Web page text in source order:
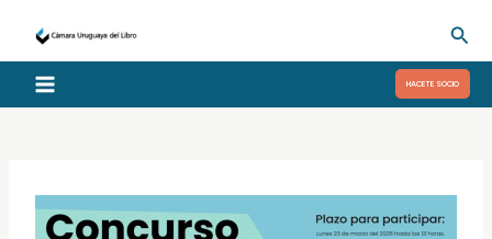
contenido
HACETE SOCIO